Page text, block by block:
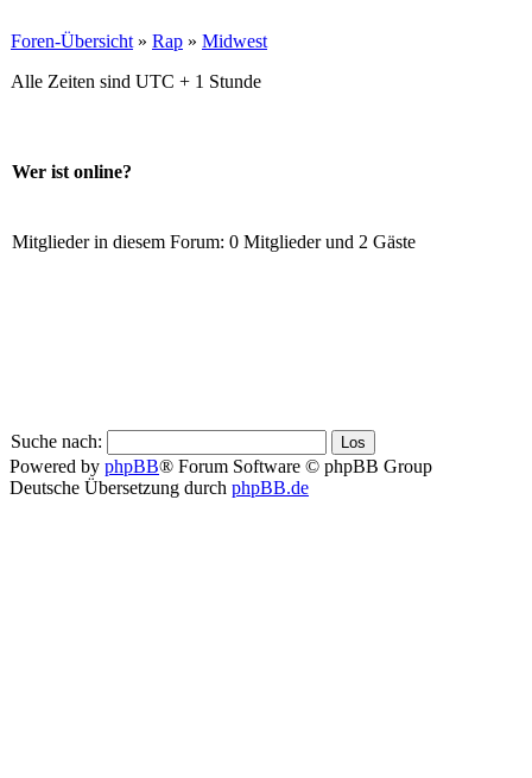
Foren-Übersicht » Rap » Midwest
Alle Zeiten sind UTC + 1 Stunde
Wer ist online?
Mitglieder in diesem Forum: 0 Mitglieder und 2 Gäste
Suche nach:
Powered by phpBB® Forum Software © phpBB Group
Deutsche Übersetzung durch phpBB.de